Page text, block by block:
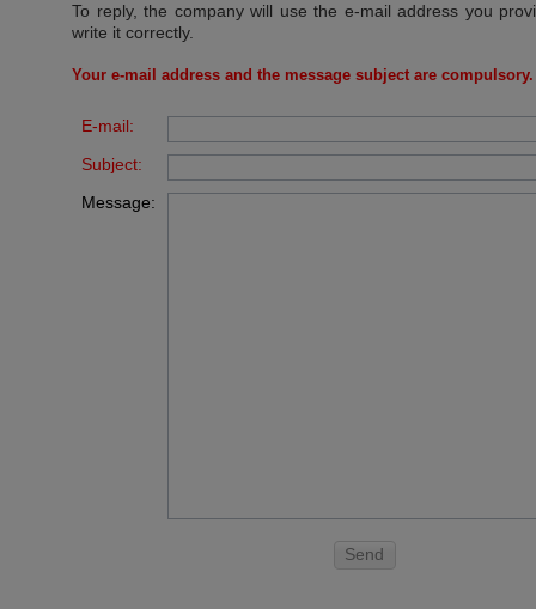
To reply, the company will use the e-mail address you
write it correctly.
Your e-mail address and the message subject are compulsory.
E-mail:
Subject:
Message:
Send